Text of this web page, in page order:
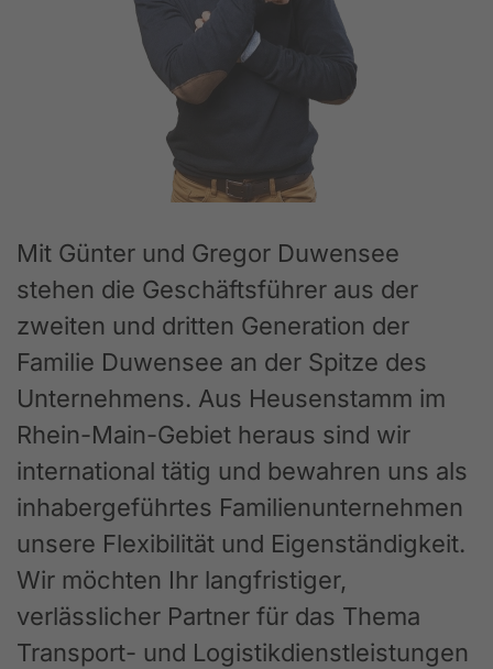
Mit Günter und Gregor Duwensee
stehen die Geschäftsführer aus der
zweiten und dritten Generation der
Familie Duwensee an der Spitze des
Unternehmens. Aus Heusenstamm im
Rhein-Main-Gebiet heraus sind wir
international tätig und bewahren uns als
inhabergeführtes Familienunternehmen
unsere Flexibilität und Eigenständigkeit.
Wir möchten Ihr langfristiger,
verlässlicher Partner für das Thema
Transport- und Logistikdienstleistungen